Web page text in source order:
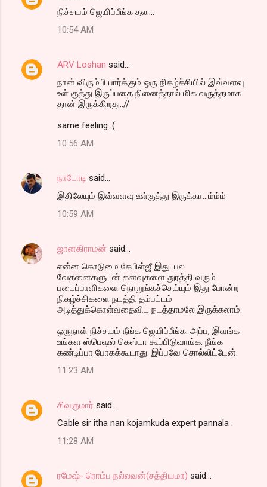
நிச்சயம் ஜெயிப்பீங்க தல....
10:54 AM
ARV Loshan said…
நான் விரும்பி பார்க்கும் ஒரு நிகழ்ச்சியில் இவ்வளவு
உள் குத்து இருப்பதை நினைத்தால் மிக வருத்தமாக
தான் இருக்கிறது..//
same feeling :(
10:56 AM
நாடோடி said…
இதிலேயும் இவ்வ‌ள‌வு உள்குத்து இருக்கா...ம்ம்ம்
10:59 AM
ஜானகிராமன் said…
என்ன கொடுமை கேபிள்ஜீ இது. பல
வேதனைகளுடன் கனவுகளை துரத்தி வரும்
படைப்பாளிகளை நொறுங்கச்செய்யும் இது போன்ற
நிகழ்ச்சிகளை நடத்தி தம்பட்டம்
அடித்துக்கொள்வதைவிட நடத்தாமலே இருக்கலாம்.
ஒருநாள் நிச்சயம் நீங்க ஜெயிப்பீங்க. அப்ப, இவங்க
உங்கள ஸ்பெஷல் கெஸ்டா கூப்பிடுவாங்க. நீங்க
கண்டிப்பா போகக்கூடாது. இப்பவே சொல்லிட்டேன்.
11:23 AM
சிவகுமார் said…
Cable sir itha nan kojamkuda expert pannala .
11:28 AM
ரமேஷ்- ரொம்ப நல்லவன்(சத்தியமா) said…